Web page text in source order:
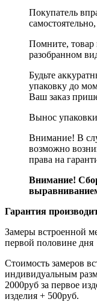
Покупатель
Помните, товар
разобранном
Будьте
упаковку до
Ваш заказ
Вынос упаковки
Внимание! В
возможно
права на
Внимание!
Гарантия
Замеры встроенной
первой половине дня
Стоимость замеров
индивидуальным
2000руб за первое
изделия + 500руб.